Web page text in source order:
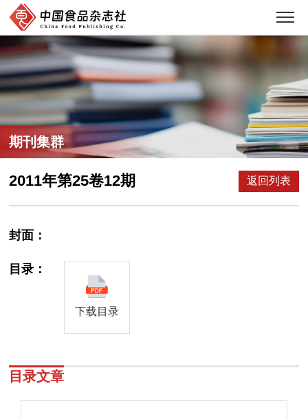
期刊集群
2011年第25卷12期 返回列表
封面：
目录：
下载目录
目录文章